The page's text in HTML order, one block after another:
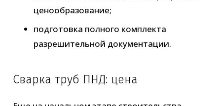
ценообразование;
подготовка полного комплекта
разрешительной документации.
Сварка труб ПНД: цена